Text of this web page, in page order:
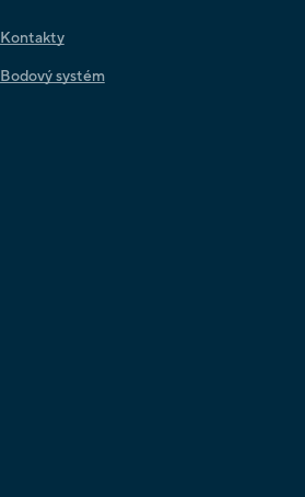
Kontakty
Bodový systém